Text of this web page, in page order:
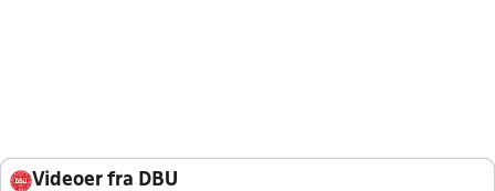
Videoer fra DBU